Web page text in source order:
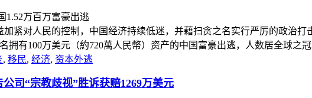
加紧对人民的控制，中国经济持续低迷，并藉扫贪之名实行严厉的政治
拥有100万美元（約720萬人民幣）资产的中国富豪出逃，人数居全球之
, 移民, 经济, 资本外逃
司“宗教歧视”胜诉获赔1269万美元